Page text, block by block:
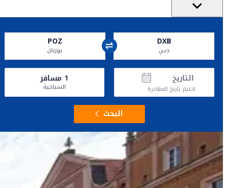
DXB
دبي
POZ
بوزنان
التاريخ
اختيار تاريخ المغادرة
1 مسافر
السياحية
البحث